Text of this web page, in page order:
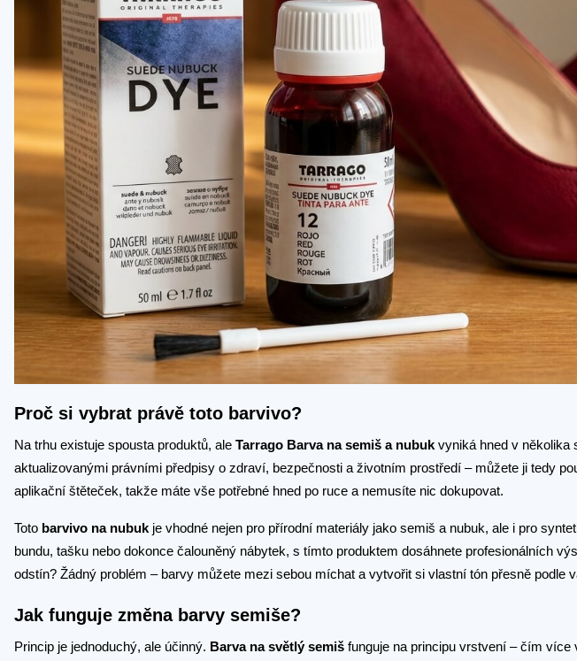
Proč si vybrat právě toto barvivo?
Na trhu existuje spousta produktů, ale Tarrago Barva na semiš a nubuk vyniká hned v několika
aktualizovanými právními předpisy o zdraví, bezpečnosti a životním prostředí – můžete ji tedy
aplikační štěteček, takže máte vše potřebné hned po ruce a nemusíte nic dokupovat.
Toto barvivo na nubuk je vhodné nejen pro přírodní materiály jako semiš a nubuk, ale i pro
bundu, tašku nebo dokonce čalouněný nábytek, s tímto produktem dosáhnete profesionálních
odstín? Žádný problém – barvy můžete mezi sebou míchat a vytvořit si vlastní tón přesně podle
Jak funguje změna barvy semiše?
Princip je jednoduchý, ale účinný. Barva na světlý semiš funguje na principu vrstvení – čím